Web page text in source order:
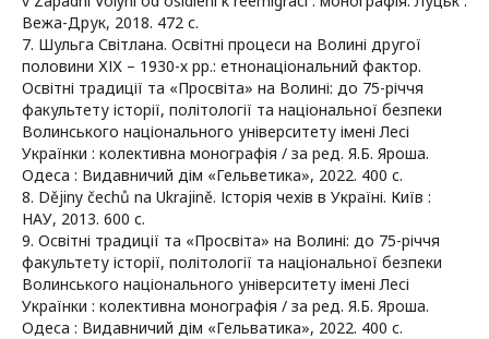
Вежа-Друк, 2018. 472 с.
7. Шульга Світлана. Освітні процеси на Волині другої
половини ХІХ – 1930-х рр.: етнонаціональний фактор.
Освітні традиції та «Просвіта» на Волині: до 75-річчя
факультету історії, політології та національної безпеки
Волинського національного університету імені Лесі
Українки : колективна монографія / за ред. Я.Б. Яроша.
Одеса : Видавничий дім «Гельветика», 2022. 400 с.
8. Dějiny čechů na Ukrajině. Історія чехів в Україні. Київ :
НАУ, 2013. 600 с.
9. Освітні традиції та «Просвіта» на Волині: до 75-річчя
факультету історії, політології та національної безпеки
Волинського національного університету імені Лесі
Українки : колективна монографія / за ред. Я.Б. Яроша.
Одеса : Видавничий дім «Гельватика», 2022. 400 с.